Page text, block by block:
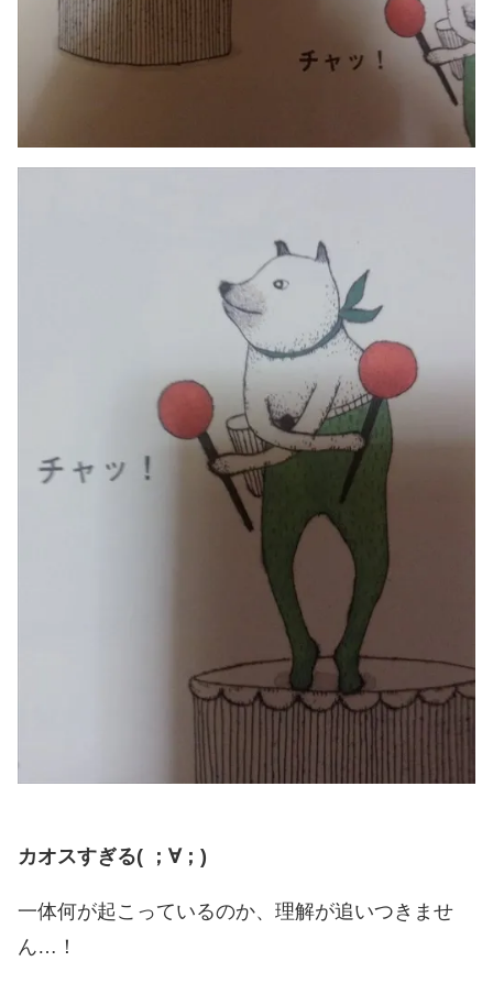
カオスすぎる( ；∀；)
一体何が起こっているのか、理解が追いつきませ
ん…！